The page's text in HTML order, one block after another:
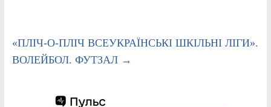
«ПЛІЧ-О-ПЛІЧ ВСЕУКРАЇНСЬКІ ШКІЛЬНІ ЛІГИ».
ВОЛЕЙБОЛ. ФУТЗАЛ →